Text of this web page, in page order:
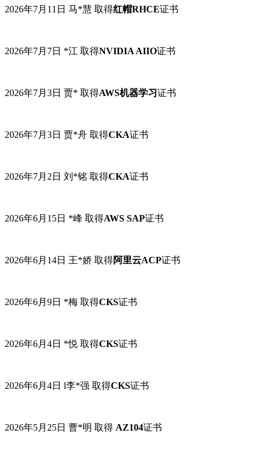
2026年7月11日 马*慧 取得红帽RHCE证书
2026年7月7日 *江 取得NVIDIA AIIO证书
2026年7月3日 贾* 取得AWS机器学习证书
2026年7月3日 贾*舟 取得CKA证书
2026年7月2日 刘*铭 取得CKA证书
2026年6月15日 *峰 取得AWS SAP证书
2026年6月14日 王*娇 取得阿里云ACP证书
2026年6月9日 *梅 取得CKS证书
2026年6月4日 *悦 取得CKS证书
2026年6月4日 l李*强 取得CKS证书
2026年5月25日 曹*明 取得 AZ104证书